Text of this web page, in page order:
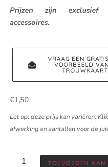
Prijzen zijn exclusief
accessoires.
VRAAG EEN
VOORBEELD
€1,50
Let op: deze prijs kan variëren.
afwerking en aantallen voor de
TOEVOEGEN